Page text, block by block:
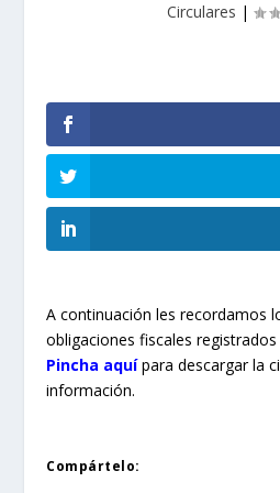
Circulares |
A continuación les recordamos
obligaciones fiscales
Pincha aquí para descargar la
información.
Compártelo: